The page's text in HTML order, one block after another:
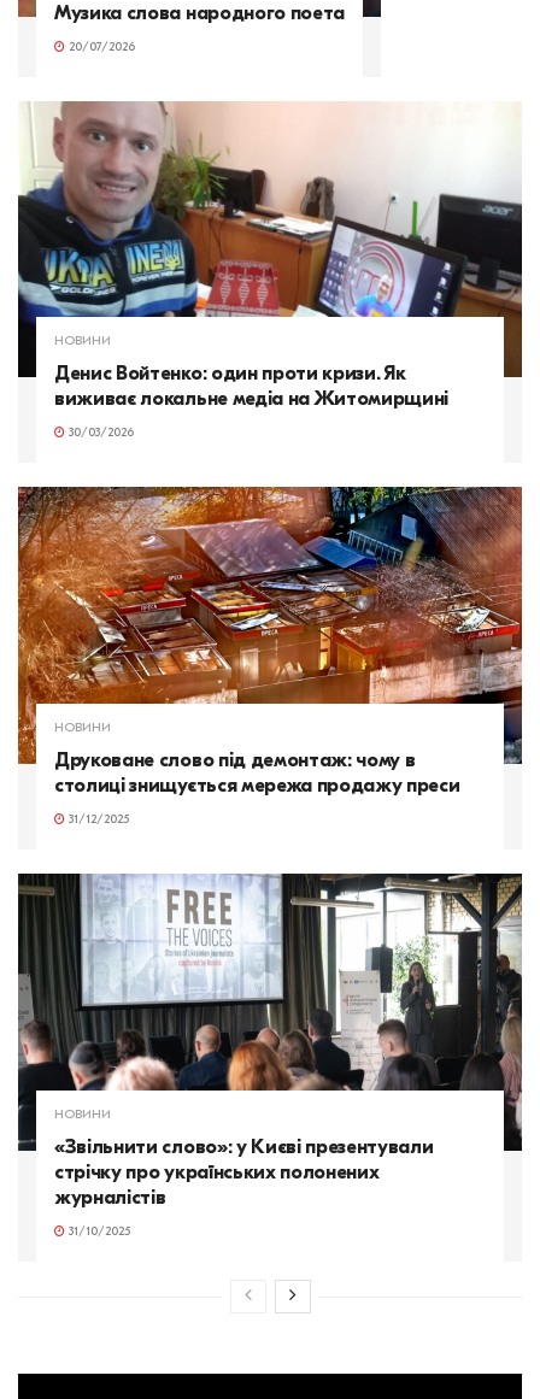
Музика слова народного поета
20/07/2026
НОВИНИ
Денис Войтенко: один проти кризи. Як
виживає локальне медіа на Житомирщині
30/03/2026
НОВИНИ
Друковане слово під демонтаж: чому в
столиці знищується мережа продажу преси
31/12/2025
НОВИНИ
«Звільнити слово»: у Києві презентували
стрічку про українських полонених
журналістів
31/10/2025